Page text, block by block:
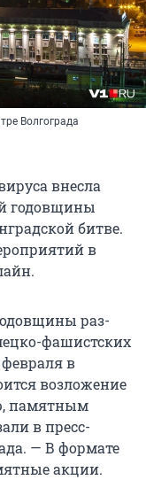
Волгограда
внесла
годовщины
битве.
в
раз­
фашистских
в
возложение
памятным
в пресс-
— В формате
акции.